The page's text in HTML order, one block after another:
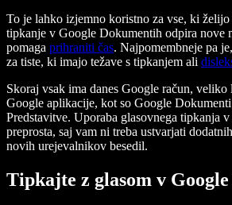
To je lahko izjemno koristno za vse, ki
tipkanje v Google Dokumentih odpira nove
pomaga prihraniti čas. Najpomembneje pa
za tiste, ki imajo težave s tipkanjem ali
Skoraj vsak ima danes Google račun,
Google aplikacije, kot so Google
Predstavitve. Uporaba glasovnega tipkanja
preprosta, saj vam ni treba ustvarjati
novih urejevalnikov besedil.
Tipkajte z glasom v